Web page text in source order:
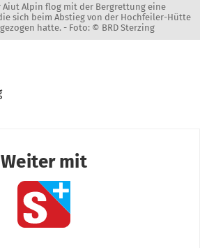
Aiut Alpin flog mit der Bergrettung eine
sich beim Abstieg von der Hochfeiler-Hütte
hatte. - Foto: © BRD Sterzing